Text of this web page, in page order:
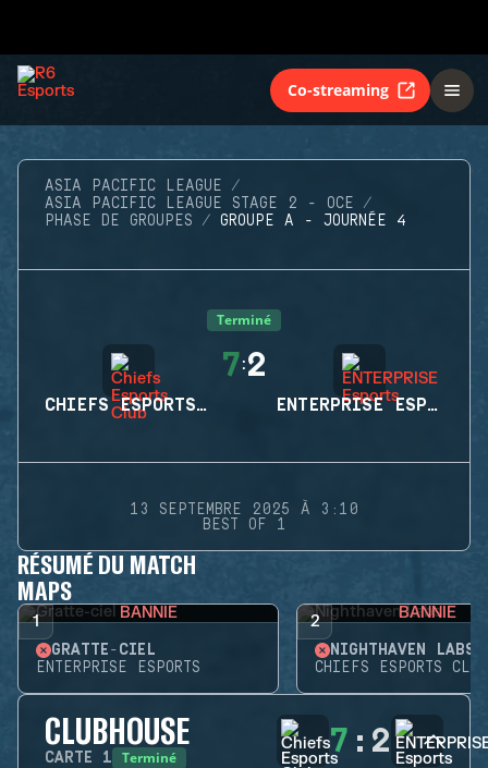
Co-streaming
ASIA PACIFIC LEAGUE
ASIA PACIFIC LEAGUE STAGE 2 - OCE
PHASE DE GROUPES
GROUPE A - JOURNÉE 4
Terminé
CHIEFS ESPORTS CLUB
7:2
ENTERPRISE ESPORTS
13 SEPTEMBRE 2025 À 3:10
BEST OF 1
RÉSUMÉ DU MATCH
MAPS
1 BANNIE
GRATTE-CIEL
ENTERPRISE ESPORTS
2 BANNIE
NIGHTHAVEN LABS
CHIEFS ESPORTS CLUB
CLUBHOUSE
CARTE 1 Terminé 7 : 2